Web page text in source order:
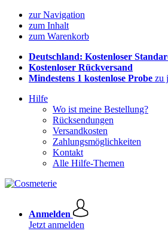
zur Navigation
zum Inhalt
zum Warenkorb
Deutschland: Kostenloser
Kostenloser Rückversand
Mindestens 1 kostenlose Probe zu
Hilfe
Wo ist meine Bestellung?
Rücksendungen
Versandkosten
Zahlungsmöglichkeiten
Kontakt
Alle Hilfe-Themen
Anmelden
Jetzt anmelden